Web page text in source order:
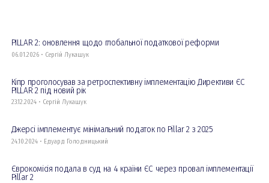
PILLAR 2: оновлення щодо глобальної податкової реформи
06.01.2026 • Сергій Лукашук
Кіпр проголосував за ретроспективну імплементацію Директиви ЄС
PILLAR 2 під новий рік
23.12.2024 • Сергій Лукашук
Джерсі імплементує мінімальний податок по Pillar 2 з 2025
24.10.2024 • Едуард Голодницький
Єврокомісія подала в суд на 4 країни ЄС через провал імплементації
Pillar 2